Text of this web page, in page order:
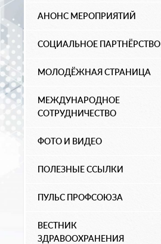
АНОНС МЕРОПРИЯТИЙ
СОЦИАЛЬНОЕ ПАРТНЁРСТВО
МОЛОДЁЖНАЯ СТРАНИЦА
МЕЖДУНАРОДНОЕ
СОТРУДНИЧЕСТВО
ФОТО И ВИДЕО
ПОЛЕЗНЫЕ ССЫЛКИ
ПУЛЬС ПРОФСОЮЗА
ВЕСТНИК
ЗДРАВООХРАНЕНИЯ